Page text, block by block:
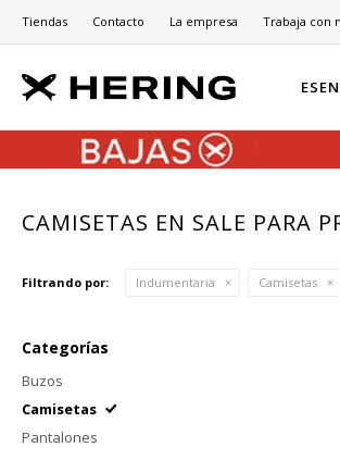
Tiendas Contacto La empresa Trabaja con
CAMISETAS EN SALE PARA
Filtrando por: Indumentaria Camisetas
Categorías
Buzos
Camisetas
Pantalones